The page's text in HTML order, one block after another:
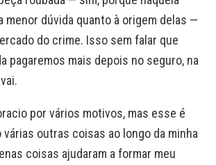
menor dúvida quanto à origem delas —
do crime. Isso sem falar que
pagaremos mais depois no seguro, na
por vários motivos, mas esse é
várias outras coisas ao longo da minha
coisas ajudaram a formar meu